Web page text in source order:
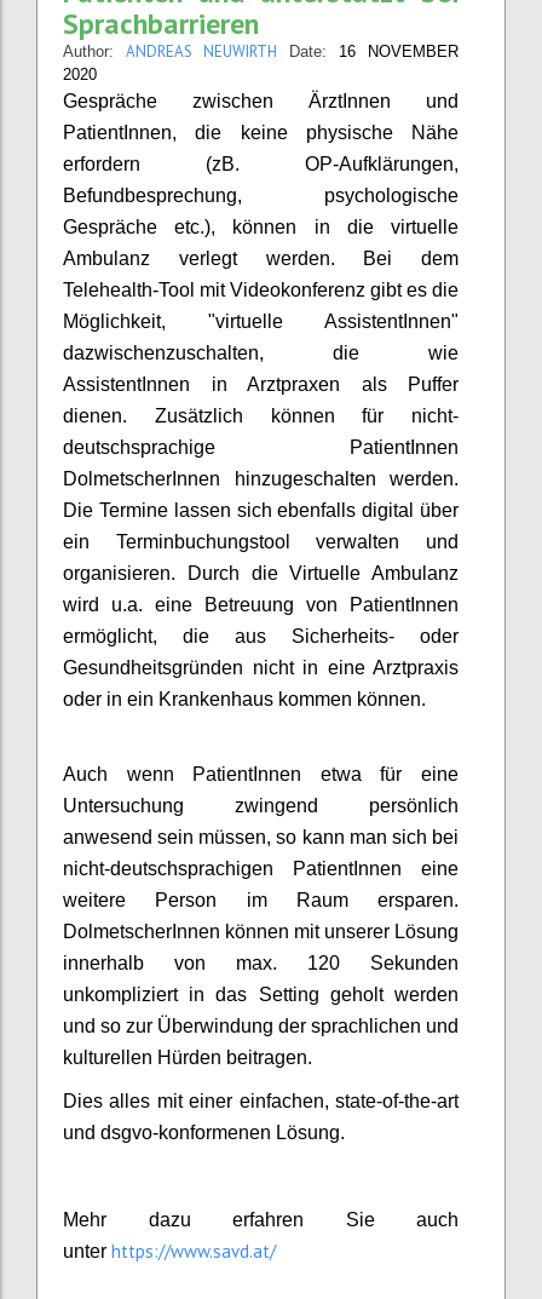
Sprachbarrieren
Author: ANDREAS NEUWIRTH Date: 16 NOVEMBER
2020
Gespräche zwischen ÄrztInnen und
PatientInnen, die keine physische Nähe
erfordern (zB. OP-Aufklärungen,
Befundbesprechung, psychologische
Gespräche etc.), können in die virtuelle
Ambulanz verlegt werden. Bei dem
Telehealth-Tool mit Videokonferenz gibt es die
Möglichkeit, "virtuelle AssistentInnen"
dazwischenzuschalten, die wie
AssistentInnen in Arztpraxen als Puffer
dienen. Zusätzlich können für nicht-
deutschsprachige PatientInnen
DolmetscherInnen hinzugeschalten werden.
Die Termine lassen sich ebenfalls digital über
ein Terminbuchungstool verwalten und
organisieren. Durch die Virtuelle Ambulanz
wird u.a. eine Betreuung von PatientInnen
ermöglicht, die aus Sicherheits- oder
Gesundheitsgründen nicht in eine Arztpraxis
oder in ein Krankenhaus kommen können.
Auch wenn PatientInnen etwa für eine
Untersuchung zwingend persönlich
anwesend sein müssen, so kann man sich bei
nicht-deutschsprachigen PatientInnen eine
weitere Person im Raum ersparen.
DolmetscherInnen können mit unserer Lösung
innerhalb von max. 120 Sekunden
unkompliziert in das Setting geholt werden
und so zur Überwindung der sprachlichen und
kulturellen Hürden beitragen.
Dies alles mit einer einfachen, state-of-the-art
und dsgvo-konformenen Lösung.
Mehr dazu erfahren Sie auch
unter https://www.savd.at/